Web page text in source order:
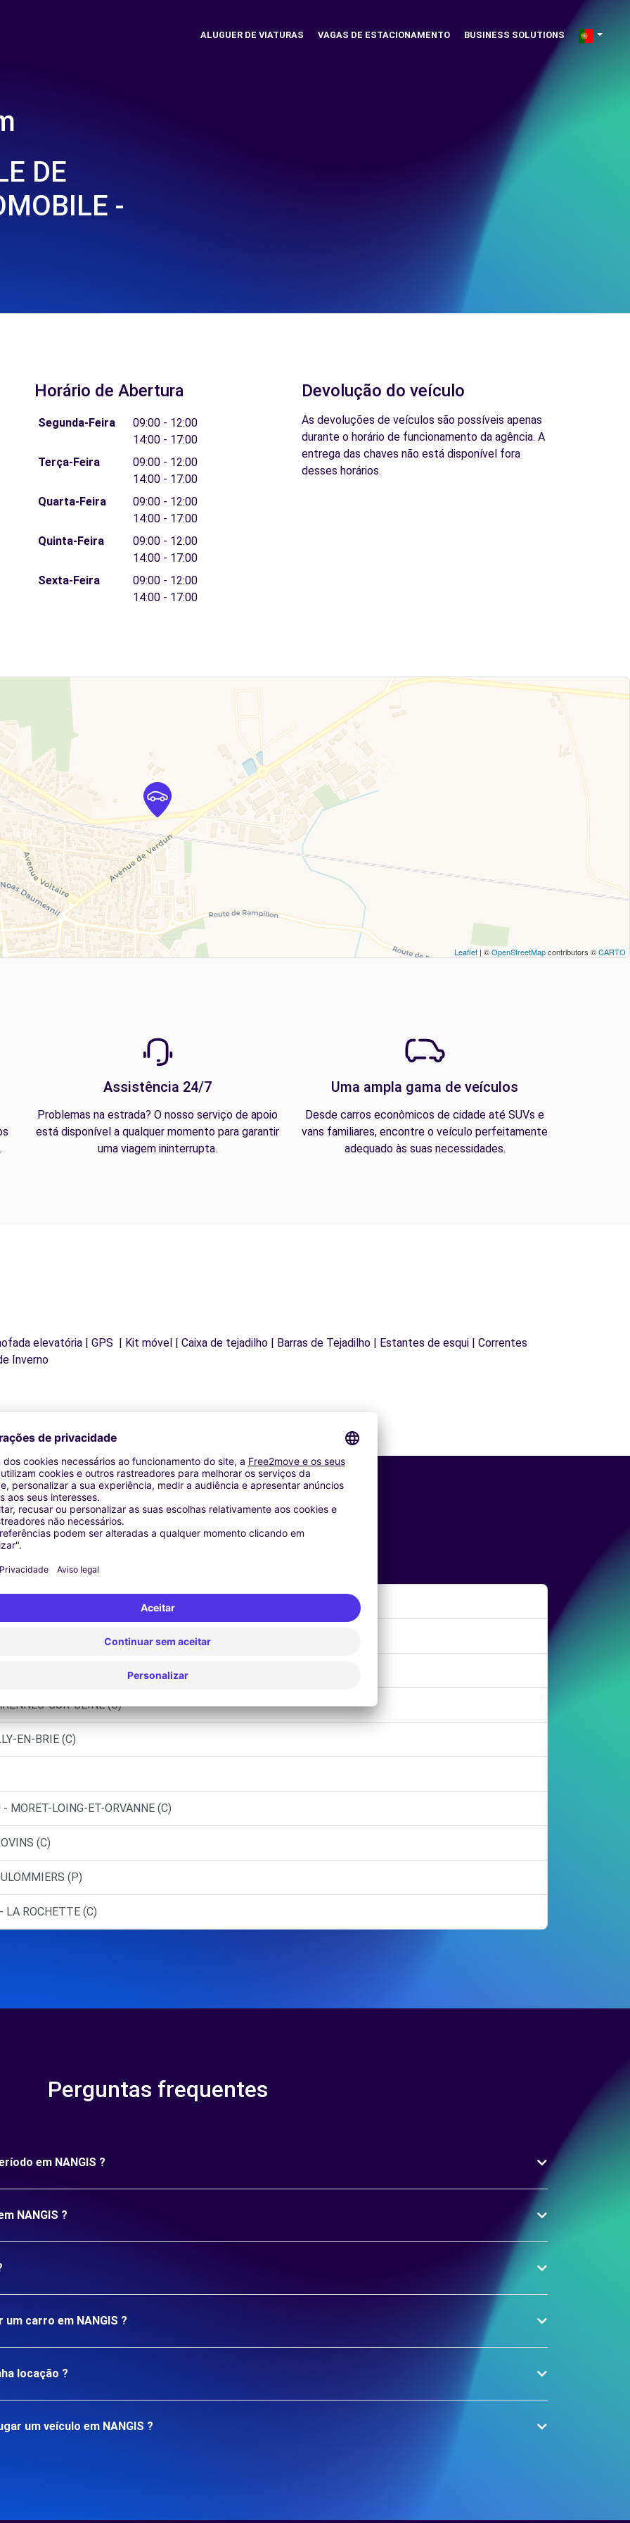
ALUGUER DE VIATURAS VAGAS DE ESTACIONAMENTO BUSINESS SOLUTIONS
DE
-
Horário de Abertura
Segunda-Feira
09:00 - 12:00
14:00 - 17:00
Terça-Feira
09:00 - 12:00
14:00 - 17:00
Quarta-Feira
09:00 - 12:00
14:00 - 17:00
Quinta-Feira
09:00 - 12:00
14:00 - 17:00
Sexta-Feira
09:00 - 12:00
14:00 - 17:00
Devolução do veículo
As devoluções de veículos são possíveis apenas
durante o horário de funcionamento da agência. A
entrega das chaves não está disponível fora
desses horários.
Leaflet | ©OpenStreetMapcontributors ©CARTO
Assistência 24/7
Problemas na estrada? O nosso serviço de apoio
está disponível a qualquer momento para garantir
uma viagem ininterrupta.
Uma ampla gama de veículos
Desde carros econômicos de cidade até SUVs e
vans familiares, encontre o veículo perfeitamente
adequado às suas necessidades.
elevatória | GPS | Kit móvel | Caixa de tejadilho | Barras de Tejadilho | Estantes de esqui | Correntes
Inverno
Agências similares
- TOURNAN-EN-BRIE (C)
SUR-SEINE (C)
EN-BRIE (C)
LOING-ET-ORVANNE (C)
(C)
(P)
ROCHETTE (C)
Perguntas frequentes
em NANGIS ?
NANGIS ?
carro em NANGIS ?
locação ?
um veículo em NANGIS ?